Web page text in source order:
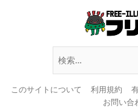
このサイトについて 利用規約
お問い合